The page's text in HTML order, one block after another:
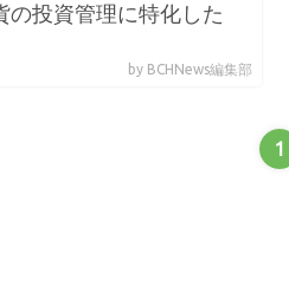
の投資管理に特化した
by BCHNews編集部
1